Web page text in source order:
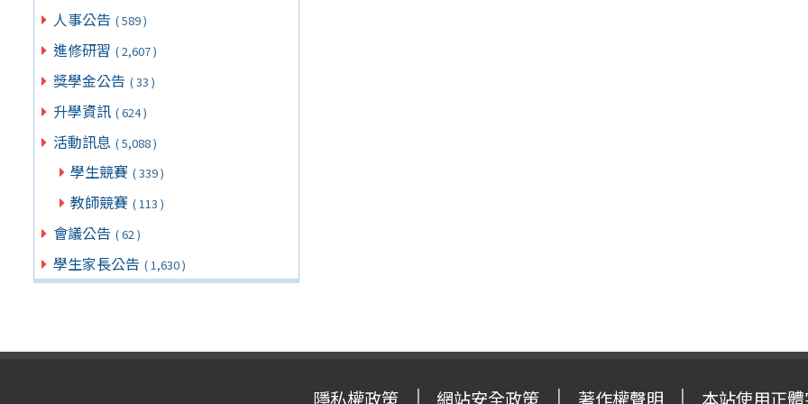
人事公告 ( 589 )
進修研習 ( 2,607 )
獎學金公告 ( 33 )
升學資訊 ( 624 )
活動訊息 ( 5,088 )
學生競賽 ( 339 )
教師競賽 ( 113 )
會議公告 ( 62 )
學生家長公告 ( 1,630 )
隱私權政策 網站安全政策 著作權聲明 本站使用正